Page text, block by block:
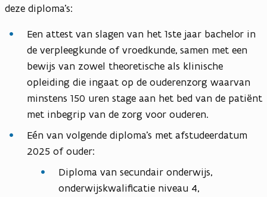
deze diploma’s:
Een attest van slagen van het 1ste jaar bachelor in
de verpleegkunde of vroedkunde, samen met een
bewijs van zowel theoretische als klinische
opleiding die ingaat op de ouderenzorg waarvan
minstens 150 uren stage aan het bed van de patiënt
met inbegrip van de zorg voor ouderen.
Eén van volgende diploma’s met afstudeerdatum
2025 of ouder:
Diploma van secundair onderwijs,
onderwijskwalificatie niveau 4,